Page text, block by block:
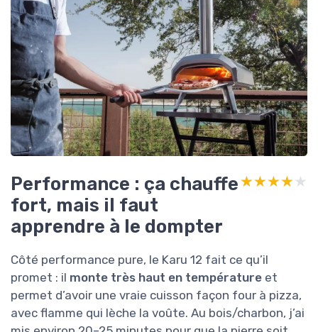
Performance : ça chauffe
fort, mais il faut
apprendre à le dompter
★★★★★
★★★★★
Côté performance pure, le Karu 12 fait ce qu’il
promet : il monte très haut en température et
permet d’avoir une vraie cuisson façon four à pizza,
avec flamme qui lèche la voûte. Au bois/charbon, j’ai